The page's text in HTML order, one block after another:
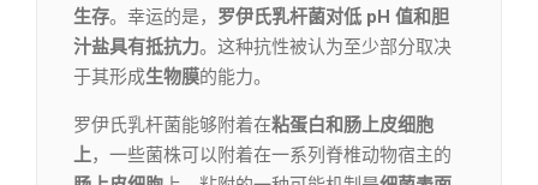
生存。幸运的是， 罗伊氏乳杆菌对低 pH 值和胆
汁盐具有抵抗力。这种抗性被认为至少部分取决
于其形成生物膜的能力。
罗伊氏乳杆菌能够附着在粘蛋白和肠上皮细胞
上，一些菌株可以附着在一系列脊椎动物宿主的